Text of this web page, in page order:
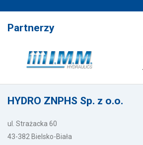
Partnerzy
HYDRO ZNPHS Sp. z o.o.
ul. Strażacka 60
43-382 Bielsko-Biała